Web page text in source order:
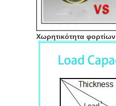
Χωρητικότητα φορτίων